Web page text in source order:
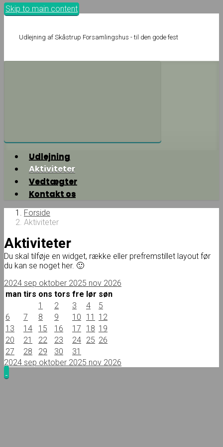
Skip to main content
Udlejning af Skåstrup Forsamlingshus - til den gode fest
Udlejning
Aktiviteter
Vedtægter
Kontakt os
Forside
Aktiviteter
Aktiviteter
Du skal tilføje en widget, række eller prefremstillet layout før
du kan se noget her. 🙂
2024 sep oktober 2025 nov 2026
man tirs ons tors fre lør søn
1
2 3 4
5
6
7 8 9 10 11
12
13
14 15 16 17 18 19
20
21 22 23 24 25 26
27
28 29 30
31
2024 sep oktober 2025 nov 2026